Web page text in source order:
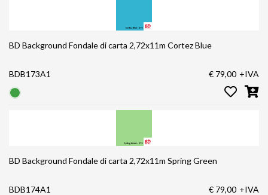
BD Background Fondale di carta 2,72x11m Cortez Blue
BDB173A1 € 79,00 +IVA
BD Background Fondale di carta 2,72x11m Spring Green
BDB174A1
€ 79,00 +IVA